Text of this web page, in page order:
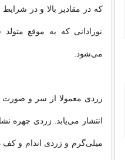
می‌شود.
زردی معمولا از سر و صورت